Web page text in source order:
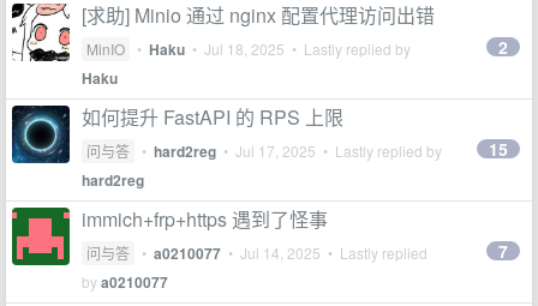
[求助] Minio 通过 nginx 配置代理访问出错
MinIO • Haku • Jul 18, 2025 • Lastly replied by
Haku
2
如何提升 FastAPI 的 RPS 上限
问与答 • hard2reg • Jul 17, 2025 • Lastly replied by
hard2reg
15
immich+frp+https 遇到了怪事
问与答 • a0210077 • Jul 14, 2025 • Lastly replied
bya0210077
7